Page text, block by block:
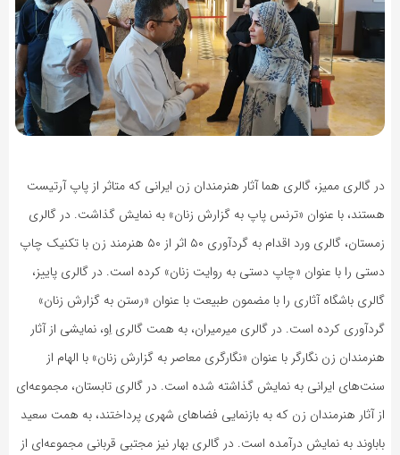
در گالری ممیز، گالری هما آثار هنرمندان زن ایرانی که متاثر از پاپ آرتیست
هستند، با عنوان «ترنس پاپ به گزارش زنان» به نمایش گذاشت. در گالری
زمستان، گالری ورد اقدام به گردآوری ۵۰ اثر از ۵۰ هنرمند زن با تکنیک چاپ
دستی را با عنوان «چاپ دستی به روایت زنان» کرده است. در گالری پاییز،
گالری باشگاه آثاری را با مضمون طبیعت با عنوان «رستن به گزارش زنان»
گردآوری کرده است. در گالری میرمیران، به همت گالری اِو، نمایشی از آثار
هنرمندان زن نگارگر با عنوان «نگارگری معاصر به گزارش زنان» با الهام از
سنت‌های ایرانی به نمایش گذاشته شده است. در گالری تابستان، مجموعه‌ای
از آثار هنرمندان زن که به بازنمایی فضاهای شهری پرداختند، به همت سعید
باباوند به نمایش درآمده است. در گالری بهار نیز مجتبی قربانی مجموعه‌ای از